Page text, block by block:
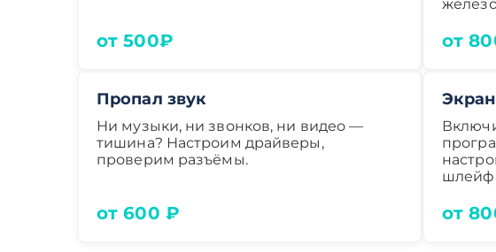
от 500₽ от
Пропал звук
Ни музыки, ни звонков, ни видео —
тишина? Настроим драйверы,
проверим разъёмы.
от 600 ₽ от